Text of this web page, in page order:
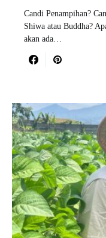
Candi Penampihan?
Shiwa atau Buddha?
akan ada…